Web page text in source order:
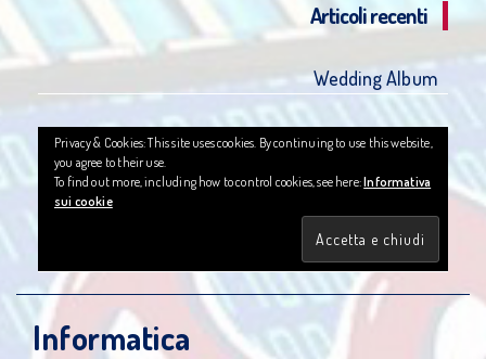
Articoli recenti
Wedding Album
Privacy & Cookies: This site uses cookies. By continuing to use this website,
you agree to their use.
To find out more, including how to control cookies, see here:Informativa
sui cookie
Informatica